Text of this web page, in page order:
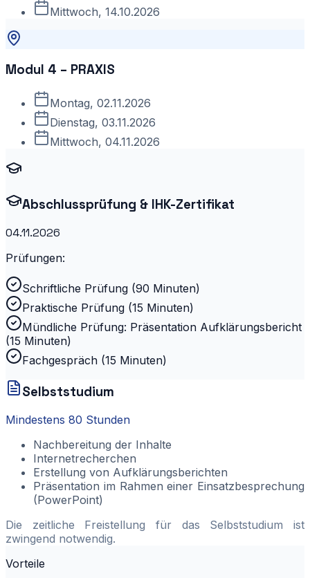
Mittwoch, 14.10.2026
Modul 4 – PRAXIS
Montag, 02.11.2026
Dienstag, 03.11.2026
Mittwoch, 04.11.2026
Abschlussprüfung & IHK-Zertifikat
04.11.2026
Prüfungen:
Schriftliche Prüfung (90 Minuten)
Praktische Prüfung (15 Minuten)
Mündliche Prüfung: Präsentation Aufklärungsbericht
(15 Minuten)
Fachgespräch (15 Minuten)
Selbststudium
Mindestens 80 Stunden
Nachbereitung der Inhalte
Internetrecherchen
Erstellung von Aufklärungsberichten
Präsentation im Rahmen einer Einsatzbesprechung
(PowerPoint)
Die zeitliche Freistellung für das Selbststudium ist
zwingend notwendig.
Vorteile